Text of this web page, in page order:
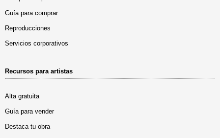
Guía para comprar
Reproducciones
Servicios corporativos
Recursos para artistas
Alta gratuita
Guía para vender
Destaca tu obra